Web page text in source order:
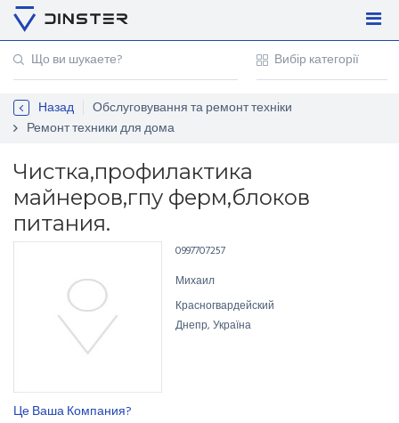
Регістрація
Контакти
Назад
Обслуговування та ремонт техніки
Ремонт техники для дома
Чистка,профилактика
майнеров,гпу ферм,блоков
питания.
Це Ваша Компания?
0997707257
Михаил
Красногвардейский
Днепр, Україна